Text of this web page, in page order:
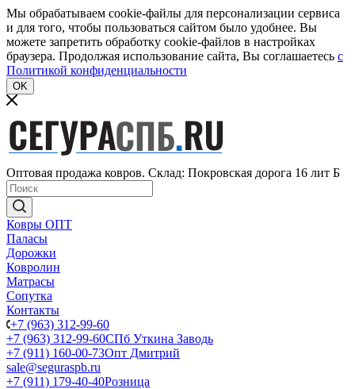
Мы обрабатываем cookie-файлы для персонализации сервиса
и для того, чтобы пользоваться сайтом было удобнее. Вы
можете запретить обработку cookie-файлов в настройках
браузера. Продолжая использование сайта, Вы соглашаетесь c
Политикой конфиденциальности
OK
Оптовая продажа ковров. Склад: Покровская дорога 16 лит Б
Ковры ОПТ
Паласы
Дорожки
Ковролин
Матрасы
Сопутка
Контакты
+7 (963) 312-99-60
+7 (963) 312-99-60СПб Уткина Заводь
+7 (911) 160-00-73Опт Дмитрий
sale@seguraspb.ru
+7 (911) 179-40-40Розница